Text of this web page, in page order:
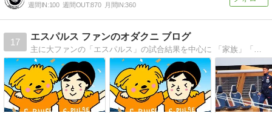
週間IN:100 週間OUT:870 月間IN:360
17
エスパルス ファンのオダクニ ブログ
主に大ファンの「エスパルス」の試合結果を中心に 「家族」「日々思うこと」「買った商品の感想」「ゲーム」「筋トレ」 …40代になりこれからの10年を悔いなく生きるために趣味の話や考えていることを振り返って整理する目的で記事を投稿しております。